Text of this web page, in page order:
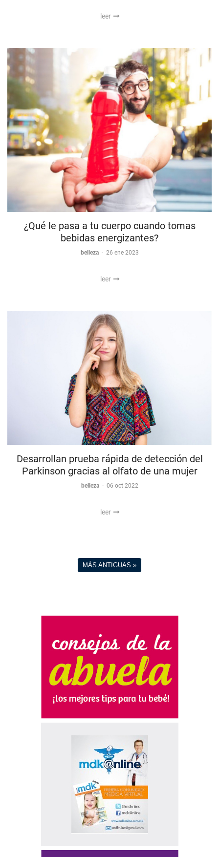
leer
¿Qué le pasa a tu cuerpo cuando tomas
bebidas energizantes?
belleza - 26 ene 2023
leer
Desarrollan prueba rápida de detección del
Parkinson gracias al olfato de una mujer
belleza - 06 oct 2022
leer
MÁS ANTIGUAS »